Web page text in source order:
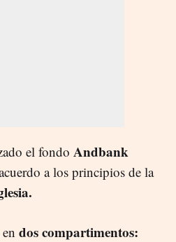
el fondo Andbank
a los principios de la
dos compartimentos: